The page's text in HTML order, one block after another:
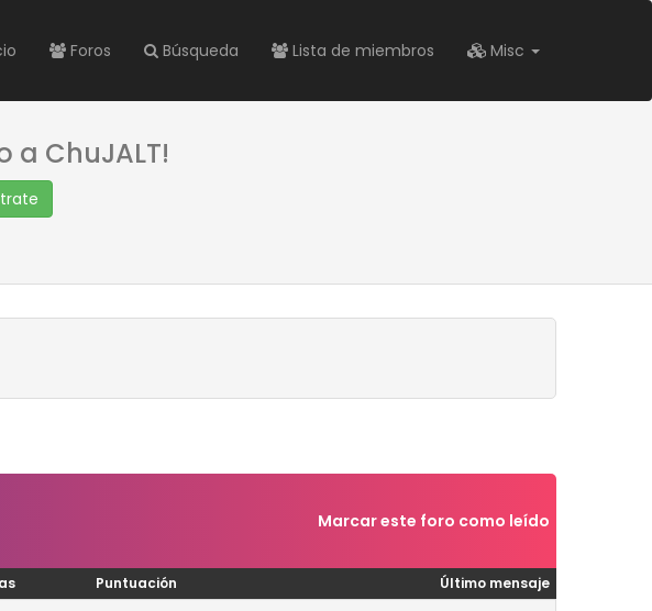
Foros Búsqueda Lista de miembros Misc
a ChuJALT!
Marcar este foro como leído
Puntuación Último mensaje